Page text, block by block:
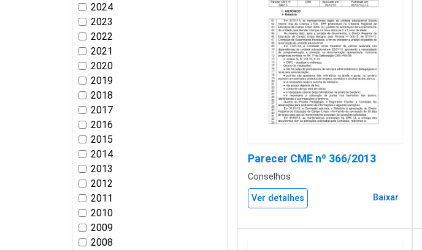
2024
2023
2022
2021
2020
2019
2018
2017
2016
2015
2014
2013
2012
2011
2010
2009
2008
Parecer CME nº 366/2013
Conselhos
Ver detalhes Baixar